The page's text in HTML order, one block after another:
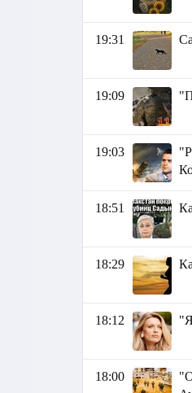
19:31
19:09
19:03
18:51
18:29
18:12
18:00